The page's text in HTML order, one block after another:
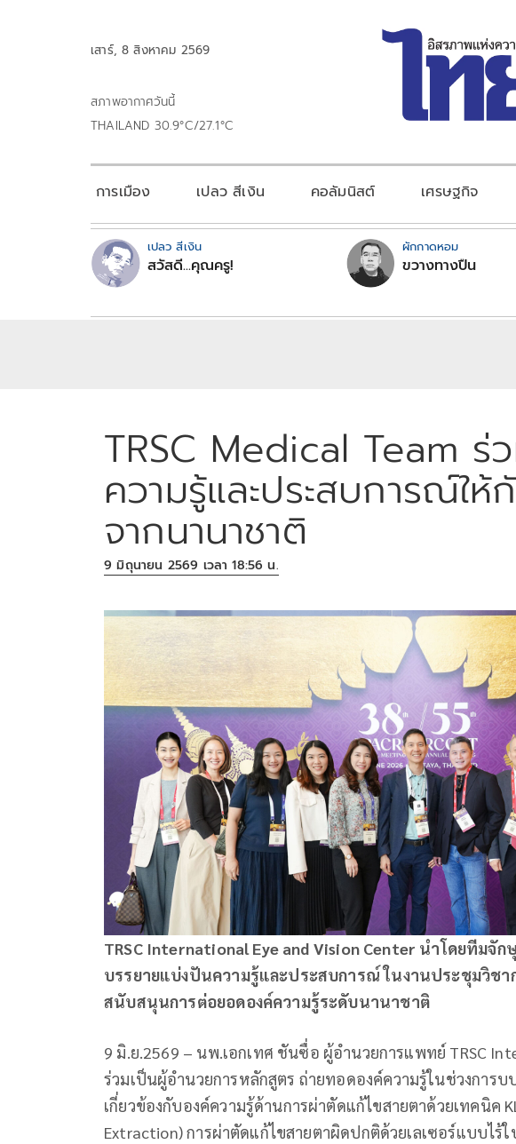
เสาร์, 8 สิงหาคม 2569
สภาพอากาศวันนี้
THAILAND 30.9°C/27.1°C
การเมือง เปลว สีเงิน คอลัมนิสต์ เศรษฐกิจ
เปลว สีเงิน
สวัสดี...คุณครู!
ผักกาดหอม
ขวางทางปืน
TRSC Medical Team
ความรู้และประสบการณ์ใ
จากนานาชาติ
9 มิถุนายน 2569 เวลา 18:56 น.
TRSC International Eye and Vision Center นำโดยทีมจั
บรรยายแบ่งปันความรู้และประสบการณ์ ในงานประชุมวิชา
สนับสนุนการต่อยอดองค์ความรู้ระดับนานาชาติ
9 มิ.ย.2569 – นพ.เอกเทศ ชันซื่อ ผู้อำนวยการแพทย์ TRSC
ร่วมเป็นผู้อำนวยการหลักสูตร ถ่ายทอดองค์ความรู้ในช่วงการบ
เกี่ยวข้องกับองค์ความรู้ด้านการผ่าตัดแก้ไขสายตาด้วยเทคนิค
Extraction) การผ่าตัดแก้ไขสายตาผิดปกติด้วยเลเซอร์แบบไร้